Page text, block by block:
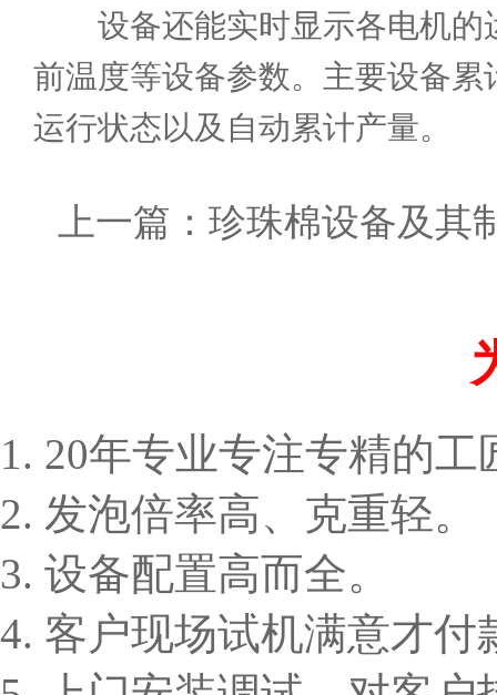
设备还能实时显示各电机的
前温度等设备参数。主要设备
运行状态以及自动累计产量。
上一篇： 珍珠棉设备及其
1. 20年专业专注专精的工
2. 发泡倍率高、克重轻。
3. 设备配置高而全。
4. 客户现场试机满意才付